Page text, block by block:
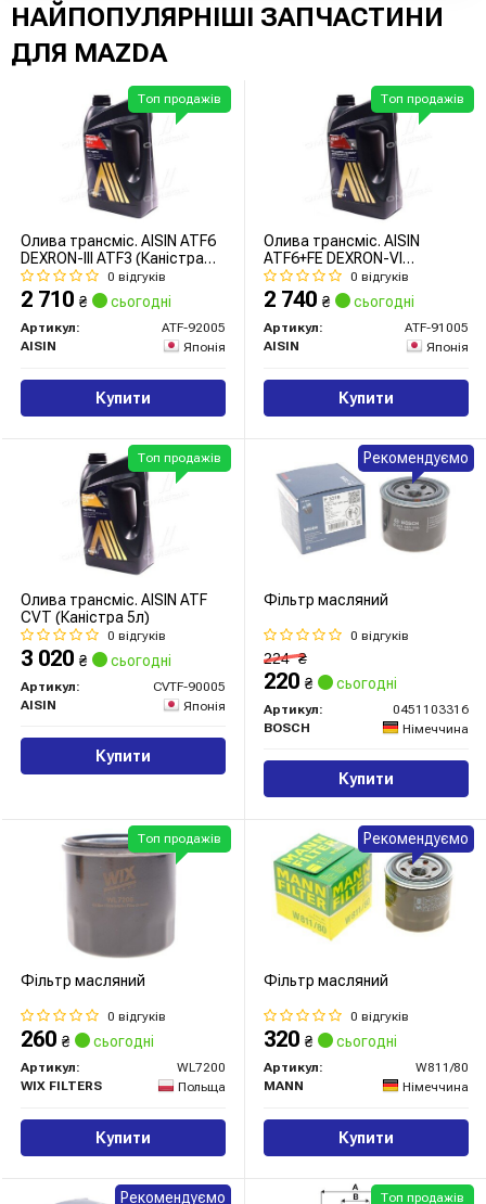
НАЙПОПУЛЯРНІШІ ЗАПЧАСТИНИ
ДЛЯ MAZDA
Олива трансміс. AISIN ATF6
DEXRON-III ATF3 (Каністра
5л)
0 відгуків
2 710 ₴ сьогодні
Артикул:
ATF-92005
AISIN
Японія
Купити
Топ продажів
Олива трансміс. AISIN
ATF6+FE DEXRON-VI
(Каністра 5л)0 відгуків
2 740 ₴ сьогодні
Артикул:
ATF-91005
AISIN
Японія
Купити
Топ продажів
Олива трансміс. AISIN ATF
CVT (Каністра 5л)
0 відгуків
3 020 ₴ сьогодні
Артикул:
CVTF-90005
AISIN
Японія
Купити
Топ продажів
Фільтр масляний
0 відгуків
224₴
220 ₴ сьогодні
Артикул:
0451103316
BOSCH
Німеччина
Купити
Рекомендуємо
Фільтр масляний
0 відгуків
260 ₴ сьогодні
Артикул:
WL7200
WIX FILTERS
Польща
Купити
Топ продажів
Фільтр масляний
0 відгуків
320 ₴ сьогодні
Артикул:
W811/80
MANN
Німеччина
Купити
Рекомендуємо
Рекомендуємо Топ продажів